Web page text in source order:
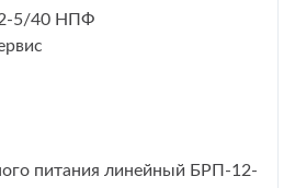
питания линейный БРП-12-